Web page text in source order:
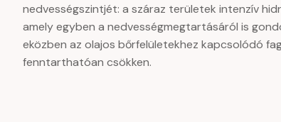
nedvességszintjét: a száraz területek intenzív
amely egyben a nedvességmegtartásáról is
eközben az olajos bőrfelületekhez kapcsolódó
fenntarthatóan csökken.